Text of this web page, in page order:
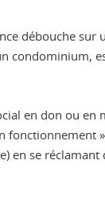
débouche
condominium,
en don ou en
fonctionnement
en se réclamant